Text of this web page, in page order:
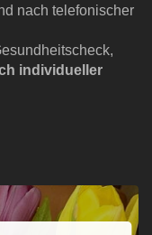
nach telefonischer
individueller